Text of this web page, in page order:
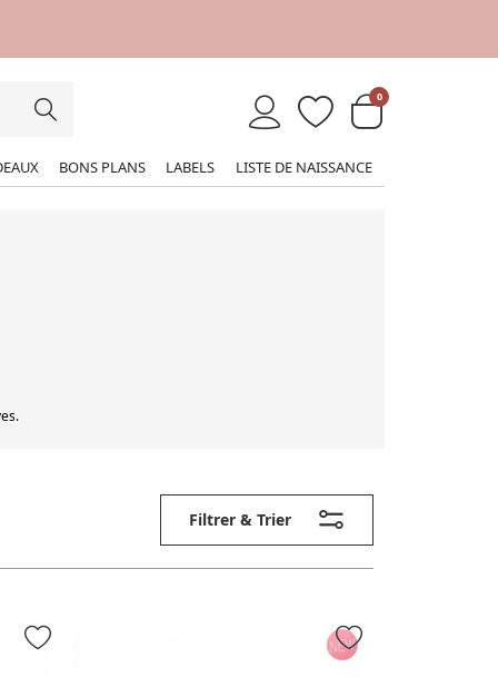
0
BONS PLANS LABELS LISTE DE NAISSANCE
Filtrer & Trier